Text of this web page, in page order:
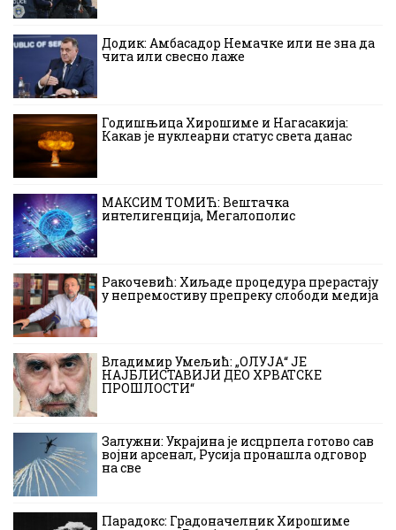
Додик: Амбасадор Немачке или не зна да
чита или свесно лаже
Годишњица Хирошиме и Нагасакија:
Какав је нуклеарни статус света данас
МАКСИМ ТОМИЋ: Вештачка
интелигенција, Мегалополис
Ракочевић: Хиљаде процедура прерастају
у непремостиву препреку слободи медија
Владимир Умељић: „ОЛУЈА“ ЈЕ
НАЈБЛИСТАВИЈИ ДЕО ХРВАТСКЕ
ПРОШЛОСТИ“
Залужни: Украјина је исцрпела готово сав
војни арсенал, Русија пронашла одговор
на све
Парадокс: Градоначелник Хирошиме